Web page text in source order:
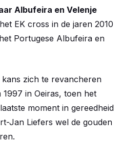
Albufeira en Velenje
EK cross in de jaren 2010
Portugese Albufeira en
zich te revancheren
in Oeiras, toen het
moment in gereedheid
Jan Liefers wel de gouden